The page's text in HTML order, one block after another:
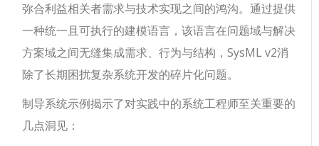
弥合利益相关者需求与技术实现之间的鸿沟。通过提供
一种统一且可执行的建模语言，该语言在问题域与解决
方案域之间无缝集成需求、行为与结构，SysML v2消
除了长期困扰复杂系统开发的碎片化问题。
制导系统示例揭示了对实践中的系统工程师至关重要的
几点洞见：